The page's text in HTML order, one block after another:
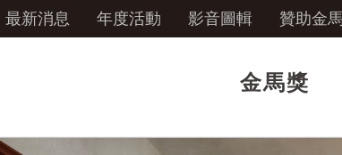
最新消息 年度活動 影音圖輯 贊助金
金馬獎